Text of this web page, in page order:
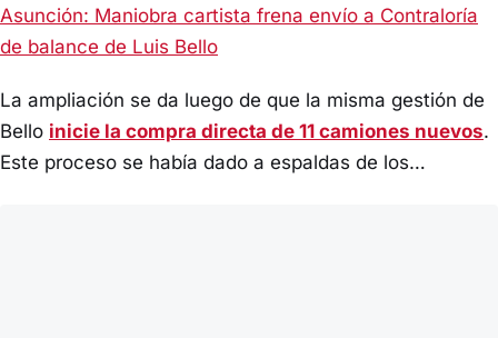
Asunción: Maniobra cartista frena envío a Contraloría
de balance de Luis Bello
La ampliación se da luego de que la misma gestión de
Bello inicie la compra directa de 11 camiones nuevos.
Este proceso se había dado a espaldas de los…